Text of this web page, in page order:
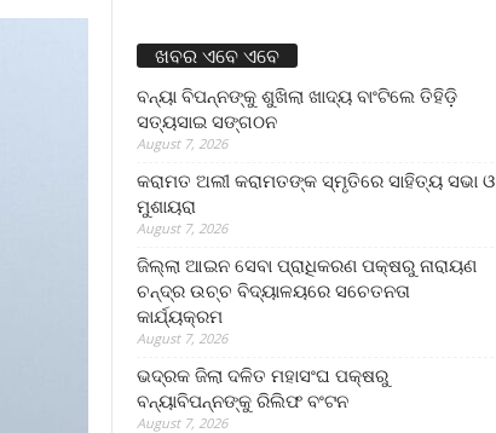
ଖବର ଏବେ ଏବେ
ବନ୍ୟା ବିପନ୍ନଙ୍କୁ ଶୁଖିଲା ଖାଦ୍ୟ ବାଂଟିଲେ ତିହିଡି଼
ସତ୍ୟସାଇ ସଙ୍ଗଠନ
August 7, 2026
କରାମତ ଅଲୀ କରାମତଙ୍କ ସ୍ମୃତିରେ ସାହିତ୍ୟ ସଭା ଓ
ମୁଶାୟରା
August 7, 2026
ଜିଲ୍ଲା ଆଇନ ସେବା ପ୍ରାଧିକରଣ ପକ୍ଷରୁ ନାରାୟଣ
ଚନ୍ଦ୍ର ଉଚ୍ଚ ବିଦ୍ୟାଳୟରେ ସଚେତନତା
କାର୍ଯ୍ୟକ୍ରମ
August 7, 2026
ଭଦ୍ରକ ଜିଲା ଦଳିତ ମହାସଂଘ ପକ୍ଷରୁ
ବନ୍ୟାବିପନ୍ନଙ୍କୁ ରିଲିଫ ବଂଟନ
August 7, 2026